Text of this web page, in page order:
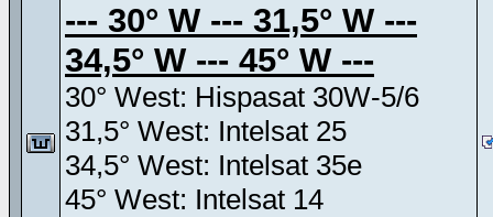
--- 30° W --- 31,5° W ---
34,5° W --- 45° W ---
30° West: Hispasat 30W-5/6
31,5° West: Intelsat 25
34,5° West: Intelsat 35e
45° West: Intelsat 14